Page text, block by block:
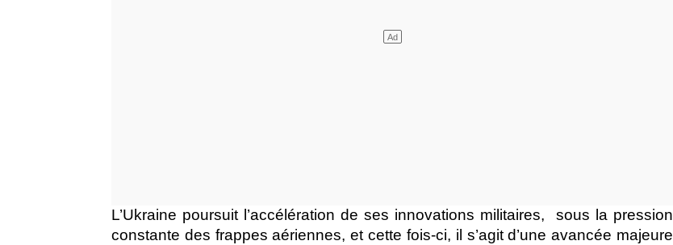
L’Ukraine poursuit l’accélération de ses innovations militaires,
sous la pression
constante des frappes aériennes, et cette fois-ci, il s’agit d’une avancée majeure